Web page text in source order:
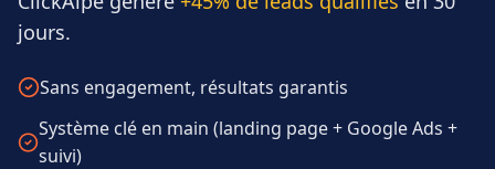
jours.
Sans engagement, résultats garantis
Système clé en main (landing page + Google Ads +
suivi)